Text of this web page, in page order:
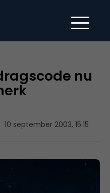
nu
10 september 2003, 15:15